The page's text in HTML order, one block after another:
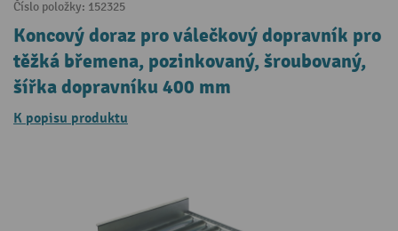
Číslo položky: 152325
Koncový doraz pro válečkový dopravník pro
těžká břemena, pozinkovaný, šroubovaný,
šířka dopravníku 400 mm
K popisu produktu